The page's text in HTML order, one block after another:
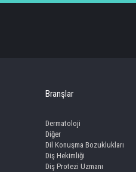
Branşlar
Dermatoloji
Diğer
Dil Konuşma Bozuklukları
Diş Hekimliği
Diş Protezi Uzmanı